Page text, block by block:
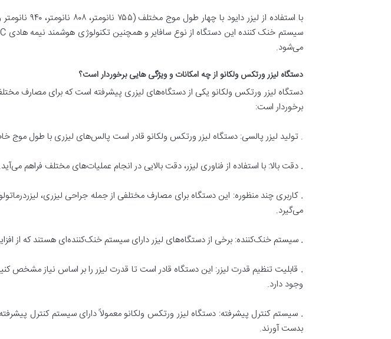
می‌شود.
دستگاه لیزر ورتکس ولکانو از چه امکانات و ویژگی هایی برخوردار است؟
دستگاه لیزر ورتکس ولکانو یکی از دستگاه‌های لیزری پیشرفته است که برای مصارف
برخوردار است:
. تولید لیزر پالسی: دستگاه لیزر ورتکس ولکانو قادر است پالس‌های لیزری با طول
. دقت بالا: با استفاده از فناوری لیزر، دقت بالایی در انجام عملیات‌های مختلف
. کاربری چند منظوره: این دستگاه برای مصارف مختلفی از جمله جراحی لیزری،
می‌گیرد.
. سیستم خنک‌کننده: برخی از دستگاه‌های لیزر دارای سیستم خنک‌کننده‌ای هستند که از
. قابلیت تنظیم قدرت لیزر: این دستگاه قادر است تا قدرت لیزر را بر اساس نیاز مشخص
وجود دارد.
. سیستم کنترل پیشرفته: دستگاه لیزر ورتکس ولکانو معمولاً دارای سیستم کنترل
بدست آورند.